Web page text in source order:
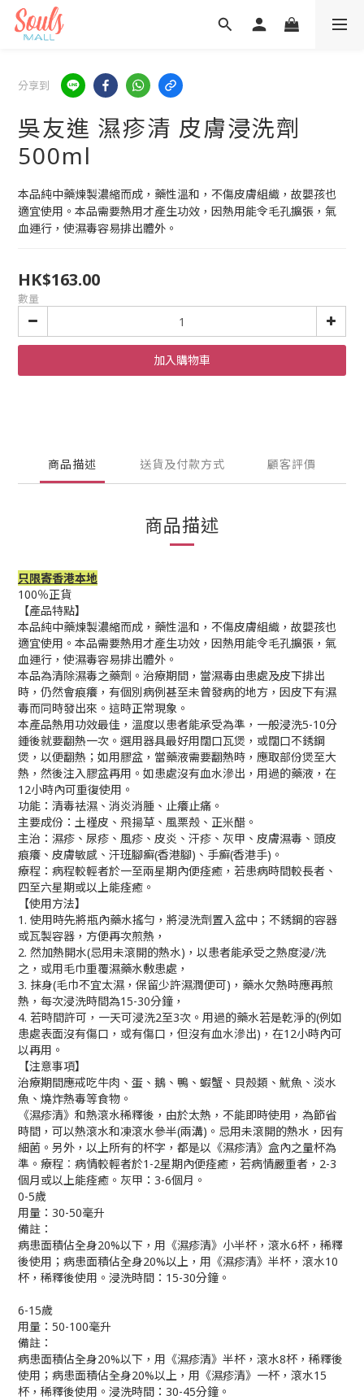
分享到
吳友進 濕疹清 皮膚浸洗劑
500ml
本品純中藥煉製濃縮而成，藥性溫和，不傷皮膚組織，故嬰孩也
適宜使用。本品需要熱用才產生功效，因熱用能令毛孔擴張，氣
血運行，使濕毒容易排出體外。
HK$163.00
數量
加入購物車
商品描述 送貨及付款方式 顧客評價
商品描述
只限寄香港本地
100％正貨
【產品特點】
本品純中藥煉製濃縮而成，藥性溫和，不傷皮膚組織，故嬰孩也
適宜使用。本品需要熱用才產生功效，因熱用能令毛孔擴張，氣
血運行，使濕毒容易排出體外。
本品為清除濕毒之藥劑。治療期間，當濕毒由患處及皮下排出
時，仍然會痕癢，有個別病例甚至未曾發病的地方，因皮下有濕
毒而同時發出來。這時正常現象。
本產品熱用功效最佳，溫度以患者能承受為準，一般浸洗5-10分
鍾後就要翻熱一次。選用器具最好用闊口瓦煲，或闊口不銹鋼
煲，以便翻熱；如用膠盆，當藥液需要翻熱時，應取部份煲至大
熱，然後注入膠盆再用。如患處沒有血水滲出，用過的藥液，在
12小時內可重復使用。
​功能：清毒袪濕、消炎消腫、止癢止痛。
主要成份：土槿皮、飛揚草、風栗殼、正米醋。
主治：濕疹、尿疹、風疹、皮炎、汗疹、灰甲、皮膚濕毒、頭皮
痕癢、皮膚敏感、汗班腳癬(香港腳)、手癬(香港手)。
​療程：病程較輕者於一至兩星期內便痊癒，若患病時間較長者、
四至六星期或以上能痊癒。
​【使用方法】
1. 使用時先將瓶內藥水搖勻，將浸洗劑置入盆中；不銹鋼的容器
或瓦製容器，方便再次煎熱，
2. 然加熱開水(忌用未滾開的熱水)，以患者能承受之熱度浸/洗
之，或用毛巾重覆濕藥水敷患處，
3. 抹身(毛巾不宜太濕，保留少許濕潤便可)，藥水欠熱時應再煎
熱，每次浸洗時間為15-30分鐘，
4. 若時間許可，一天可浸洗2至3次。用過的藥水若是乾淨的(例如
患處表面沒有傷口，或有傷口，但沒有血水滲出)，在12小時內可
以再用。
【​注意事項】
治療期間應戒吃牛肉、蛋、鵝、鴨、蝦蟹、貝殼類、魷魚、淡水
魚、燒炸熱毒等食物。
《濕疹清》和熱滾水稀釋後，由於太熱，不能即時使用，為節省
時間，可以熱滾水和凍滾水參半(兩溝)。忌用未滾開的熱水，因有
細菌。另外，以上所有的杯字，都是以《濕疹清》盒內之量杯為
準。療程︰病情較輕者於1-2星期內便痊癒，若病情嚴重者，2-3
個月或以上能痊癒。灰甲：3-6個月。
​0-5歲
用量：30-50毫升
備註：
病患面積佔全身20%以下，用《濕疹清》小半杯，滾水6杯，稀釋
後使用；病患面積佔全身20%以上，用《濕疹清》半杯，滾水10
杯，稀釋後使用。浸洗時間：15-30分鐘。
6-15歲
用量：50-100毫升
備註：
病患面積佔全身20%以下，用《濕疹清》半杯，滾水8杯，稀釋後
使用；病患面積佔全身20%以上，用《濕疹清》一杯，滾水15
杯，稀釋後使用。浸洗時間：30-45分鐘。